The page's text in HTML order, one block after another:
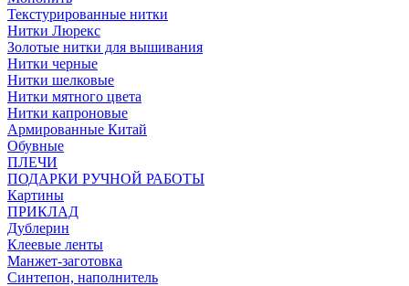
Текстурированные нитки
Нитки Люрекс
Золотые нитки для вышивания
Нитки черные
Нитки шелковые
Нитки мятного цвета
Нитки капроновые
Армированные Китай
Обувные
ПЛЕЧИ
ПОДАРКИ РУЧНОЙ РАБОТЫ
Картины
ПРИКЛАД
Дублерин
Клеевые ленты
Манжет-заготовка
Синтепон, наполнитель